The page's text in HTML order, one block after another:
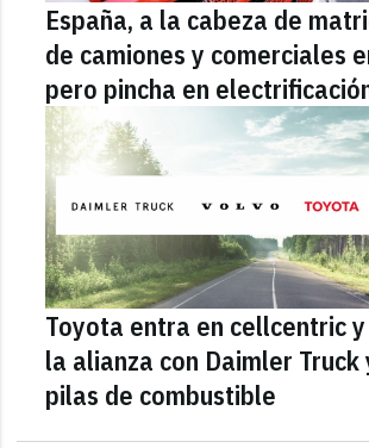
España, a la cabeza de
de camiones y comerciales
pero pincha en
Toyota entra en cellcentric
la alianza con Daimler Truck
pilas de combustible